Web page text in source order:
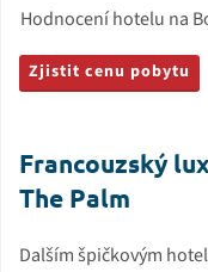
Hodnocení hotelu na
Zjistit cenu pobytu
Francouzský
The Palm
Dalším špičkovým